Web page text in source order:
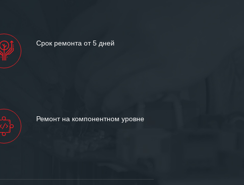
Срок ремонта от 5 дней
Ремонт на компонентном уровне